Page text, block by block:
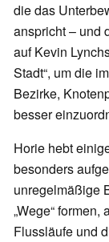
die das
anspricht – und
auf Kevin
Stadt“, um die
Bezirke,
besser
Horie hebt
besonders
unregelmäßige
„Wege“
Flussläufe und